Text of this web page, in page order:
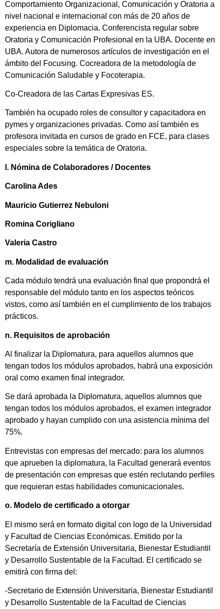
Comportamiento Organizacional, Comunicación y Oratoria a
nivel nacional e internacional con más de 20 años de
experiencia en Diplomacia. Conferencista regular sobre
Oratoria y Comunicación Profesional en la UBA. Docente en
UBA. Autora de numerosos artículos de investigación en el
ámbito del Focusing. Cocreadora de la metodología de
Comunicación Saludable y Focoterapia.
Co-Creadora de las Cartas Expresivas ES.
También ha ocupado roles de consultor y capacitadora en
pymes y organizaciones privadas. Como así también es
profesora invitada en cursos de grado en FCE, para clases
especiales sobre la temática de Oratoria.
l. Nómina de Colaboradores / Docentes
Carolina Ades
Mauricio Gutierrez Nebuloni
Romina Corigliano
Valeria Castro
m. Modalidad de evaluación
Cada módulo tendrá una evaluación final que propondrá el
responsable del módulo tanto en los aspectos teóricos
vistos, como así también en el cumplimiento de los trabajos
prácticos.
n. Requisitos de aprobación
Al finalizar la Diplomatura, para aquellos alumnos que
tengan todos los módulos aprobados, habrá una exposición
oral como examen final integrador.
Se dará aprobada la Diplomatura, aquellos alumnos que
tengan todos los módulos aprobados, el examen integrador
aprobado y hayan cumplido con una asistencia mínima del
75%.
Entrevistas con empresas del mercado: para los alumnos
que aprueben la diplomatura, la Facultad generará eventos
de presentación con empresas que estén reclutando perfiles
que requieran estas habilidades comunicacionales.
o. Modelo de certificado a otorgar
El mismo será en formato digital con logo de la Universidad
y Facultad de Ciencias Económicas. Emitido por la
Secretaría de Extensión Universitaria, Bienestar Estudiantil
y Desarrollo Sustentable de la Facultad. El certificado se
emitirá con firma del:
-Secretario de Extensión Universitaria, Bienestar Estudiantil
y Desarrollo Sustentable de la Facultad de Ciencias